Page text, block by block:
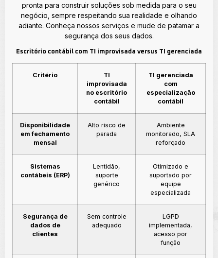
pronta para construir soluções sob medida para o seu
negócio, sempre respeitando sua realidade e olhando
adiante. Conheça nossos serviços e mude de patamar a
segurança dos seus dados.
Escritório contábil com TI improvisada versus TI gerenciada
Critério
TI
improvisada
no escritório
contábil
TI gerenciada
com
especialização
contábil
Disponibilidade
em fechamento
mensal
Alto risco de
parada
Ambiente
monitorado, SLA
reforçado
Sistemas
contábeis (ERP)
Lentidão,
suporte
genérico
Otimizado e
suportado por
equipe
especializada
Segurança de
dados de
clientes
Sem controle
adequado
LGPD
implementada,
acesso por
função